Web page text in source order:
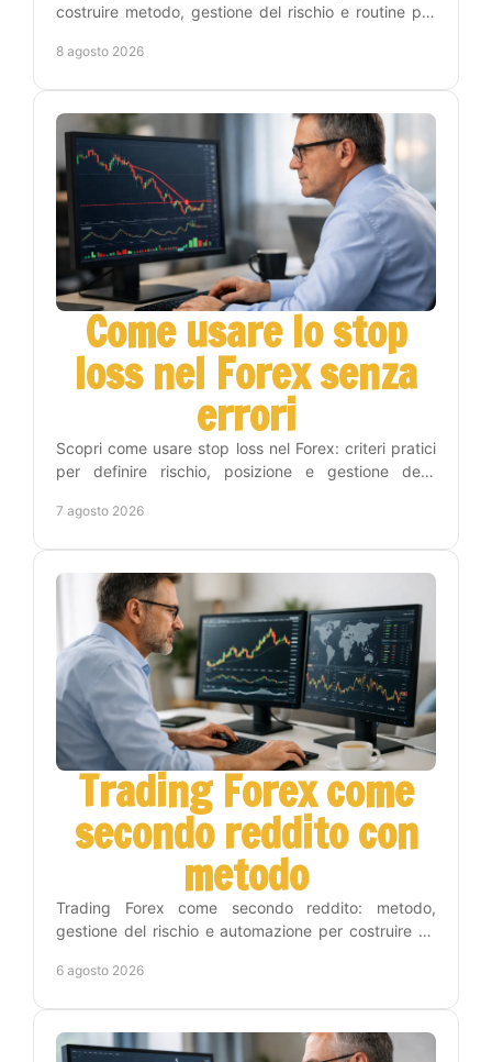
costruire metodo, gestione del rischio e routine per
8 agosto 2026
Come usare lo stop
loss nel Forex senza
errori
Scopri come usare stop loss nel Forex: criteri pratici
per definire rischio, posizione e gestione delle
7 agosto 2026
Trading Forex come
secondo reddito con
metodo
Trading Forex come secondo reddito: metodo,
gestione del rischio e automazione per costruire un
giorno.
6 agosto 2026